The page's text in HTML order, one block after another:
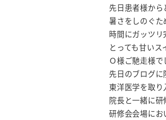
先日患者様か
暑さをしのぐた
時間にガッツリ
とっても甘いス
Ｏ様ご馳走様で
先日のブログ
東洋医学を取
院長と一緒に
研修会会場にお